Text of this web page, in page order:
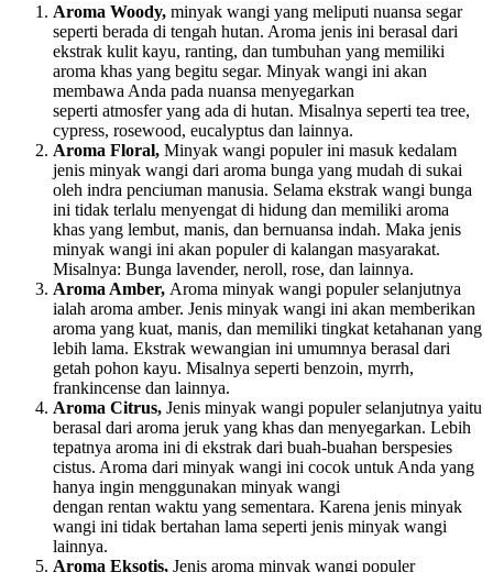
Aroma Woody, minyak wangi yang meliputi nuansa segar
seperti berada di tengah hutan. Aroma jenis ini berasal dari
ekstrak kulit kayu, ranting, dan tumbuhan yang memiliki
aroma khas yang begitu segar. Minyak wangi ini akan
membawa Anda pada nuansa menyegarkan
seperti atmosfer yang ada di hutan. Misalnya seperti tea tree,
cypress, rosewood, eucalyptus dan lainnya.
Aroma Floral, Minyak wangi populer ini masuk kedalam
jenis minyak wangi dari aroma bunga yang mudah di sukai
oleh indra penciuman manusia. Selama ekstrak wangi bunga
ini tidak terlalu menyengat di hidung dan memiliki aroma
khas yang lembut, manis, dan bernuansa indah. Maka jenis
minyak wangi ini akan populer di kalangan masyarakat.
Misalnya: Bunga lavender, neroll, rose, dan lainnya.
Aroma Amber, Aroma minyak wangi populer selanjutnya
ialah aroma amber. Jenis minyak wangi ini akan memberikan
aroma yang kuat, manis, dan memiliki tingkat ketahanan yang
lebih lama. Ekstrak wewangian ini umumnya berasal dari
getah pohon kayu. Misalnya seperti benzoin, myrrh,
frankincense dan lainnya.
Aroma Citrus, Jenis minyak wangi populer selanjutnya yaitu
berasal dari aroma jeruk yang khas dan menyegarkan. Lebih
tepatnya aroma ini di ekstrak dari buah-buahan berspesies
cistus. Aroma dari minyak wangi ini cocok untuk Anda yang
hanya ingin menggunakan minyak wangi
dengan rentan waktu yang sementara. Karena jenis minyak
wangi ini tidak bertahan lama seperti jenis minyak wangi
lainnya.
Aroma Eksotis, Jenis aroma minyak wangi populer